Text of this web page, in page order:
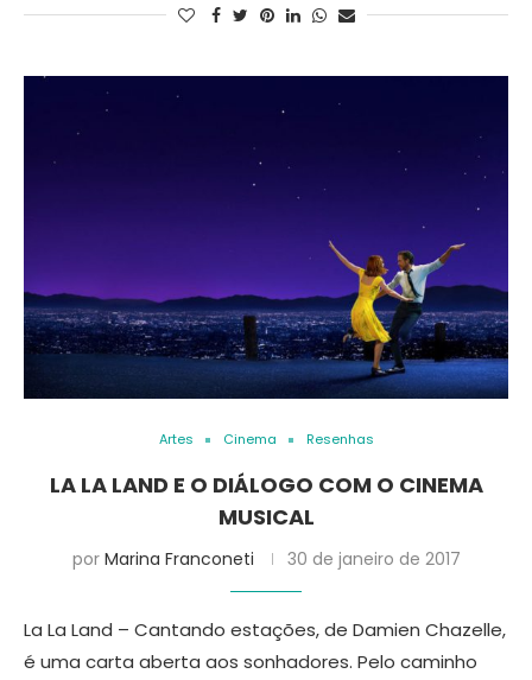
Artes Cinema Resenhas
LA LA LAND E O DIÁLOGO COM O CINEMA
MUSICAL
por Marina Franconeti 30 de janeiro de 2017
La La Land – Cantando estações, de Damien Chazelle,
é uma carta aberta aos sonhadores. Pelo caminho